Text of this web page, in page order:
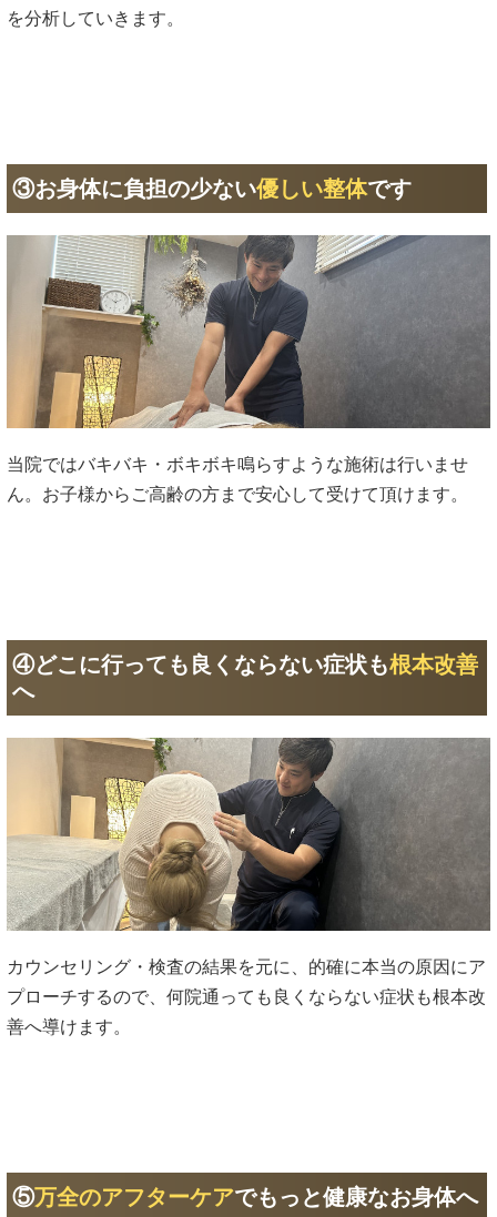
を分析していきます。
③お身体に負担の少ない優しい整体です
当院ではバキバキ・ボキボキ鳴らすような施術は行いませ
ん。お子様からご高齢の方まで安心して受けて頂けます。
④どこに行っても良くならない症状も根本改善
へ
カウンセリング・検査の結果を元に、的確に本当の原因にア
プローチするので、何院通っても良くならない症状も根本改
善へ導けます。
⑤万全のアフターケアでもっと健康なお身体へ